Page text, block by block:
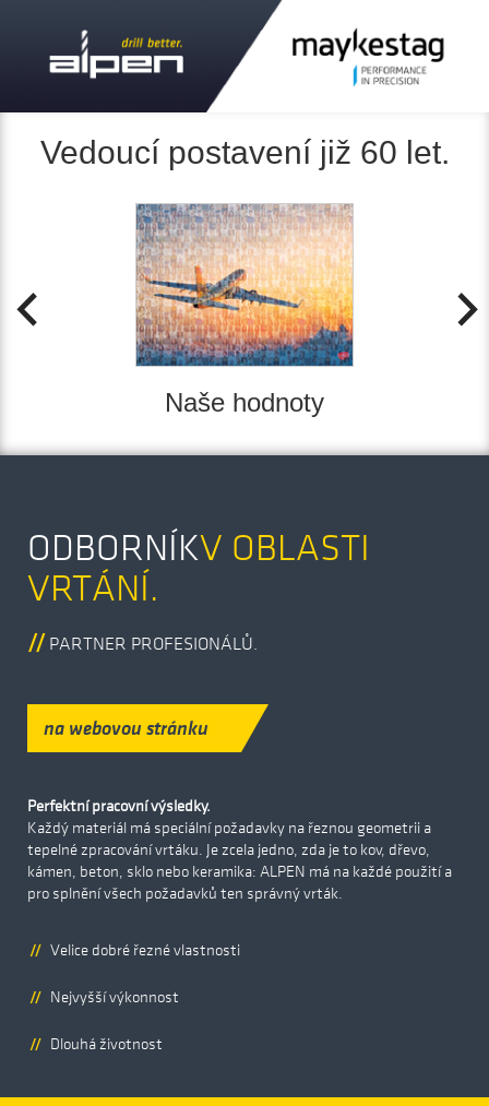
Vedoucí postavení již 60 let.
Naše hodnoty
ODBORNÍK­V OBLASTI
VRTÁNÍ.
PARTNER PROFESIONÁLŮ.
na webovou stránku
Perfektní pracovní výsledky.
Každý materiál má speciální požadavky na řeznou geometrii a
tepelné zpracování vrtáku. Je zcela jedno, zda je to kov, dřevo,
kámen, beton, sklo nebo keramika: ALPEN má na každé použití a
pro splnění všech požadavků ten správný vrták.
Velice dobré řezné vlastnosti
Nejvyšší výkonnost
Dlouhá životnost